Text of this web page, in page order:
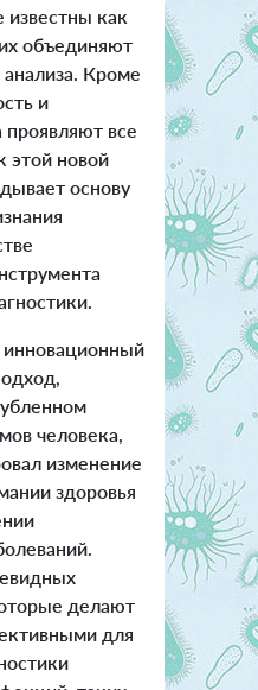
как
объединяют
Кроме
и
проявляют все
этой новой
основу
человека,
изменение
здоровья
делают
для